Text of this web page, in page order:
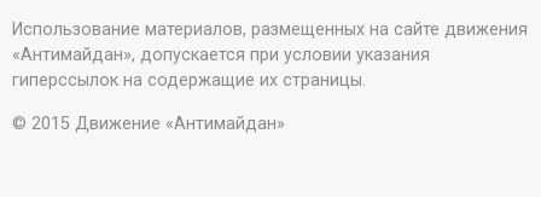
Использование материалов, размещенных на сайте движения
«Антимайдан», допускается при условии указания
гиперссылок на содержащие их страницы.
© 2015 Движение «Антимайдан»